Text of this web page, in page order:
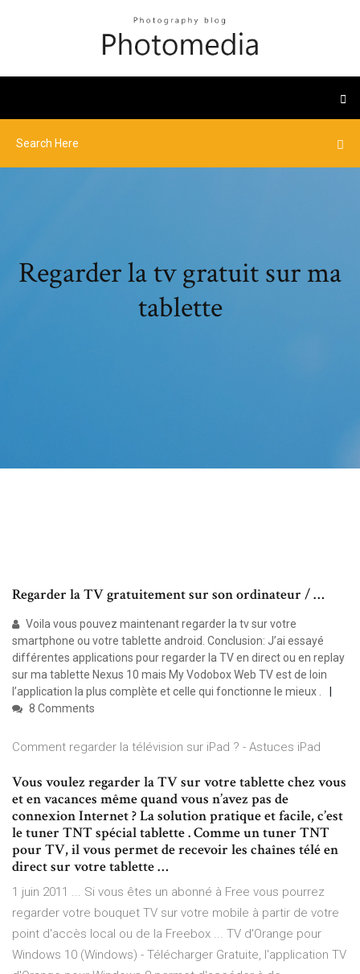
Regarder la tv gratuit sur ma
tablette
Regarder la TV gratuitement sur son ordinateur / …
Voila vous pouvez maintenant regarder la tv sur votre
smartphone ou votre tablette android. Conclusion: J’ai essayé
différentes applications pour regarder la TV en direct ou en replay
sur ma tablette Nexus 10 mais My Vodobox Web TV est de loin
l’application la plus complète et celle qui fonctionne le mieux .
8 Comments
Comment regarder la télévision sur iPad ? - Astuces iPad
Vous voulez regarder la TV sur votre tablette chez vous
et en vacances même quand vous n’avez pas de
connexion Internet ? La solution pratique et facile, c’est
le tuner TNT spécial tablette . Comme un tuner TNT
pour TV, il vous permet de recevoir les chaînes télé en
direct sur votre tablette …
1 juin 2011 ... Si vous êtes un abonné à Free vous pourrez
regarder votre bouquet TV sur votre mobile à partir de votre
point d'accès local ou de la Freebox ... TV d'Orange pour
Windows 10 (Windows) - Télécharger Gratuite, l'application TV